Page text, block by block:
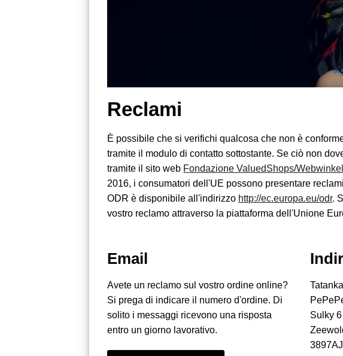
Reclami
È possibile che si verifichi qualcosa che non è
tramite il modulo di contatto sottostante. Se ciò non
tramite il sito web Fondazione ValuedShops/
2016, i consumatori dell'UE possono presentare
ODR è disponibile all'indirizzo http://ec.europa.eu/odr.
vostro reclamo attraverso la piattaforma dell'Unione
Email
Avete un reclamo sul vostro ordine online?
Si prega di indicare il numero d'ordine. Di
solito i messaggi ricevono una risposta
entro un giorno lavorativo.
Sulky 6
3897AJ